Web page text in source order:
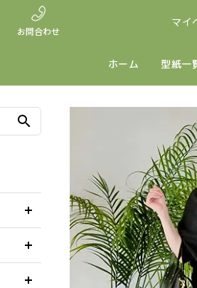
お問合わせ
マイ
ホーム 型紙一
search